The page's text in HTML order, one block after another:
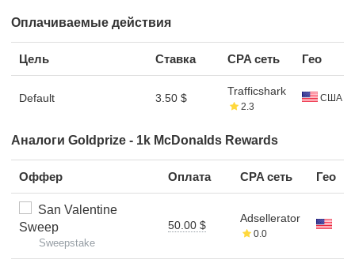
Оплачиваемые действия
Цель Ставка CPA сеть Гео
Default 3.50 $
Trafficshark
2.3
США
Аналоги Goldprize - 1k McDonalds Rewards
Оффер Оплата CPA сеть Гео
San Valentine
Sweep
Sweepstake
50.00 $
Adsellerator
0.0